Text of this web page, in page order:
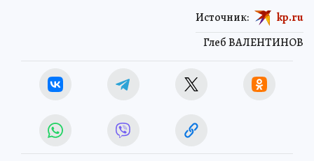
Глеб ВАЛЕНТИНОВ
Источник: kp.ru